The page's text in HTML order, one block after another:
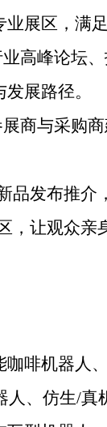
展区，满
高峰论坛
展路径。
商与采购
品发布推介
，让观众
啡机器人
人、仿生/